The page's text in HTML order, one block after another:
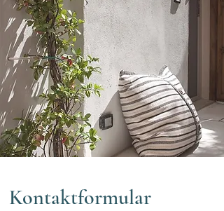
Kontaktformular